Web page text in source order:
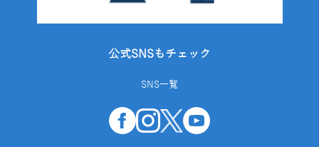
公式SNSもチェック
SNS一覧